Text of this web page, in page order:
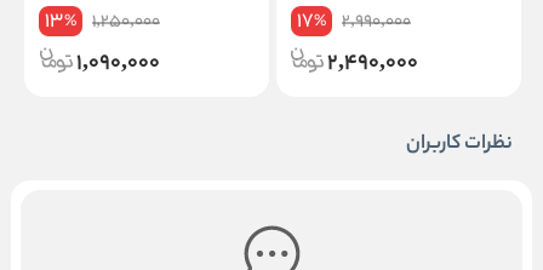
2,990,000
17%
2,490,000
1,250,000
13%
1,090,000
نظرات کاربران